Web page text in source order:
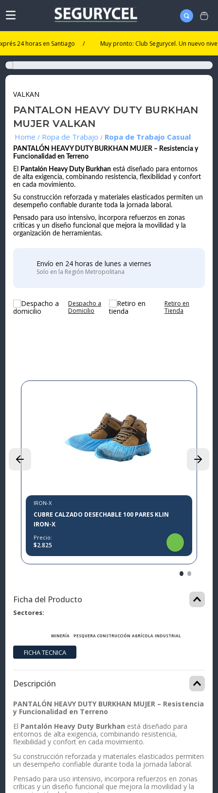
horas en Santiago / Muy pronto: Club Segurycel. Un nuevo nivel de
VALKAN
PANTALON HEAVY DUTY BURKHAN
MUJER VALKAN
Ropa de Trabajo Ropa de Trabajo Casual
PANTALÓN HEAVY DUTY BURKHAN MUJER – Resistencia y
Funcionalidad en Terreno
El
Pantalón Heavy Duty Burkhan está diseñado para entornos
de alta exigencia, combinando resistencia, flexibilidad y confort
en cada movimiento.
Su construcción reforzada y materiales elasticados permiten un
desempeño confiable durante toda la jornada laboral.
Pensado para uso intensivo, incorpora refuerzos en zonas
críticas y un diseño funcional que mejora la movilidad y la
organización de herramientas.
Envío en 24 horas de lunes a viernes
Solo en la Región Metropolitana
Despacho a
Domicilio
Retiro en
Tienda
IRON-X
CUBRE CALZADO DESECHABLE 100 PARES KLIN
IRON-X
Precio:
$2.825
Ficha del Producto
Sectores
MINERÍA PESQUERA CONSTRUCCIÓN AGRÍCOLA INDUSTRIAL
Descripción
PANTALÓN HEAVY DUTY BURKHAN MUJER – Resistencia
y Funcionalidad en Terreno
El Pantalón Heavy Duty Burkhan está diseñado para
entornos de alta exigencia, combinando resistencia,
flexibilidad y confort en cada movimiento.
Su construcción reforzada y materiales elasticados permiten
un desempeño confiable durante toda la jornada laboral.
Pensado para uso intensivo, incorpora refuerzos en zonas
críticas y un diseño funcional que mejora la movilidad y la